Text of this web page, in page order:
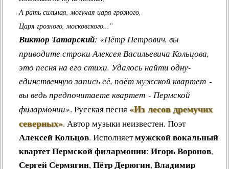
А рать сильная, могучая царя грозного,
Царя грозного, московского...”
Виктор Татарский: «Пётр Петрович, вы
приводите строки Алексея Васильевича Кольцова,
это песня на его стихи. Удалось найти одну-
единственную запись её, поёт мужской квартет -
вы ведь предпочитаете квартет - Пермской
филармонии». Русская песня«Из лесов дремучих
северных». Автор музыки неизвестен. Поэт
Алексей Кольцов. Исполняетмужской вокальный
квартет Пермской филармонии: Игорь Воронов,
Сергей Сермягин,Пётр Дерюгин,Владимир